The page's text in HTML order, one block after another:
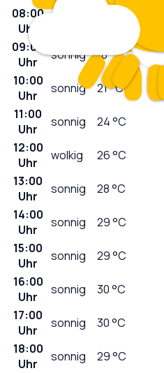
08:00
Uhr
09:00
Uhr
sonnig 18°C
10:00
Uhr
sonnig 21°C
11:00
Uhr
sonnig 24°C
12:00
Uhr
wolkig 26°C
13:00
Uhr
sonnig 28°C
14:00
Uhr
sonnig 29°C
15:00
Uhr
sonnig 29°C
16:00
Uhr
sonnig 30°C
17:00
Uhr
sonnig 30°C
18:00
Uhr
sonnig 29°C